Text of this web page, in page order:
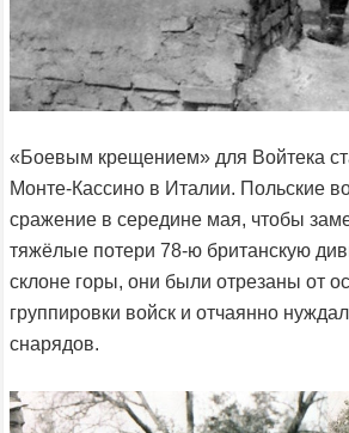
«Боевым крещением» для Войтека
Монте-Кассино в Италии. Польские
сражение в середине мая, чтобы
тяжёлые потери 78-ю британскую
склоне горы, они были отрезаны от
группировки войск и отчаянно
снарядов.